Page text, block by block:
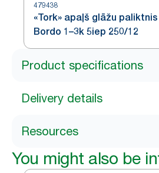
479438
«Tork» apaļš glāžu paliktnis
Bordo 1–3k 5iep 250/12
Product specifications
Delivery details
Resources
You might also be